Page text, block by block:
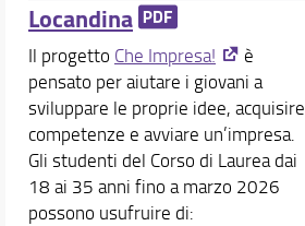
Locandina
Il progetto Che Impresa!
è
pensato per aiutare i giovani a
sviluppare le proprie idee, acquisire
competenze e avviare un’impresa.
Gli studenti del Corso di Laurea dai
18 ai 35 anni fino a marzo 2026
possono usufruire di: